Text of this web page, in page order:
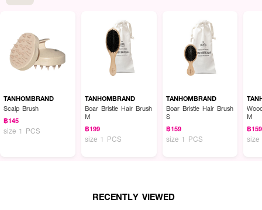
ผลลัพธ์ที่ได้ :
TANHOMBRAND Boar bristle hair brush M
หวีขนหมูป่าแท้ หวีที่ช่วยฟื้นฟู
เส้นผมให้กลับมาสวยงามดั่งเดิม ความพิเศษของหวีขนหมูป่า คือ ขนหมูนั้นมี
ผมไปยังปลายผมได้ด้วยตัวหวีเองโดยไม่ต้องพึ่งน้ำมันบำรุงหรือทรีทเม้นท์
▪ ขนแปรงทำจากขนหมูป่าแท้ และในลอนนวดศรีษะ
▪ ด้ามจับทำจากไม้เมเปิ้ล คุณภาพดีทนทาน
▪ ทำให้ผมเงางามขึ้น และยังช่วยทำความสะอาดเส้นผม เอาสิ่งสกปรกออกจาก
TANHOMBRAND
Scalp Brush
฿145
size 1 PCS
TANHOMBRAND
Boar Bristle Hair Brush
M
฿199
size 1 PCS
TANHOMBRAND
Boar Bristle Hair Brush
S
฿159
size 1 PCS
M
฿159
size
RECENTLY VIEWED